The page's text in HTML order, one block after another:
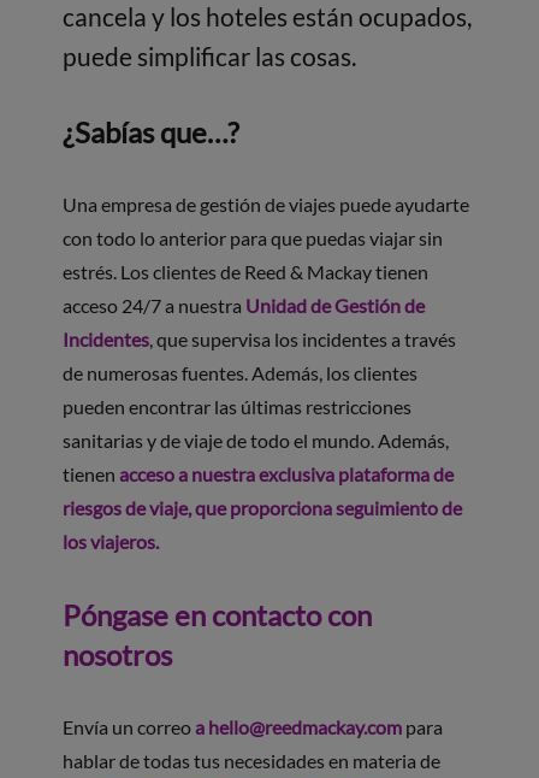
cancela y los hoteles están ocupados,
puede simplificar las cosas.
¿Sabías que…?
Una empresa de gestión de viajes puede ayudarte
con todo lo anterior para que puedas viajar sin
estrés. Los clientes de Reed & Mackay tienen
acceso 24/7 a nuestra Unidad de Gestión de
Incidentes, que supervisa los incidentes a través
de numerosas fuentes. Además, los clientes
pueden encontrar las últimas restricciones
sanitarias y de viaje de todo el mundo. Además,
tienen acceso a nuestra exclusiva plataforma de
riesgos de viaje, que proporciona seguimiento de
los viajeros.
Póngase en contacto con
nosotros
Envía un correoa hello@reedmackay.compara
hablar de todas tus necesidades en materia de